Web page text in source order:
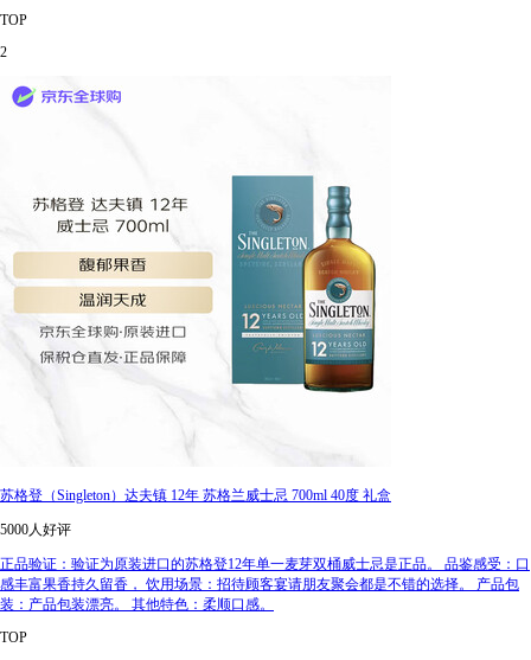
TOP
2
苏格登（Singleton）达夫镇 12年 苏格兰威士忌 700ml 40度 礼盒
5000人好评
正品验证：验证为原装进口的苏格登12年单一麦芽双桶威士忌是正品。 品鉴感受：口
感丰富果香持久留香， 饮用场景：招待顾客宴请朋友聚会都是不错的选择。 产品包
装：产品包装漂亮。 其他特色：柔顺口感。
TOP